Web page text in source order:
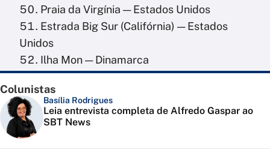
Praia da Virgínia — Estados Unidos
Estrada Big Sur (Califórnia) — Estados
Unidos
Ilha Mon — Dinamarca
Colunistas
Basília Rodrigues
Leia entrevista completa de Alfredo Gaspar ao
SBT News